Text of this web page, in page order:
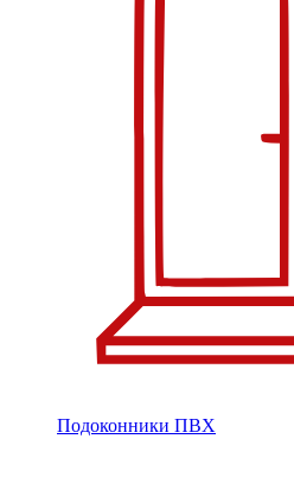
Подоконники ПВХ